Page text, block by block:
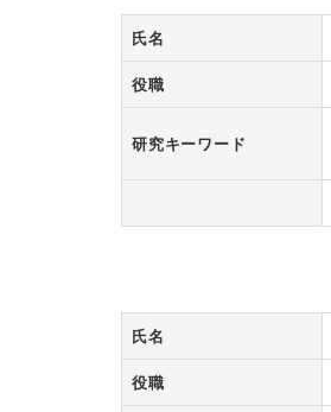
氏名
役職
研究キーワード
氏名
役職